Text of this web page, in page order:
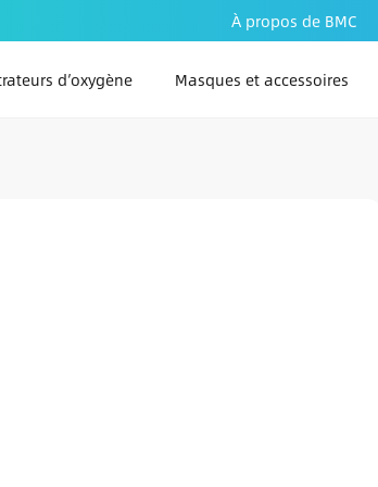
À propos de BMC
d’oxygène Masques et accessoires